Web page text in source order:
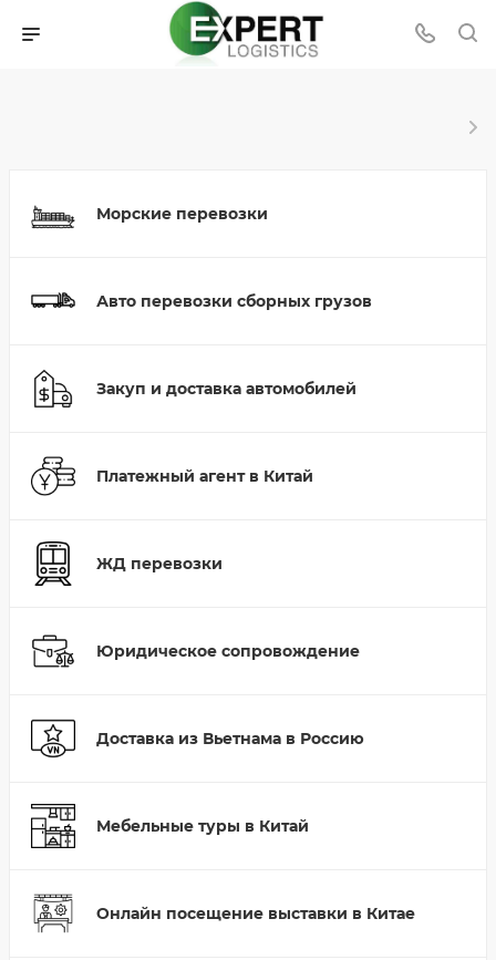
Морские перевозки
Авто перевозки сборных грузов
Закуп и доставка автомобилей
Платежный агент в Китай
ЖД перевозки
Юридическое сопровождение
Доставка из Вьетнама в Россию
Мебельные туры в Китай
Онлайн посещение выставки в Китае